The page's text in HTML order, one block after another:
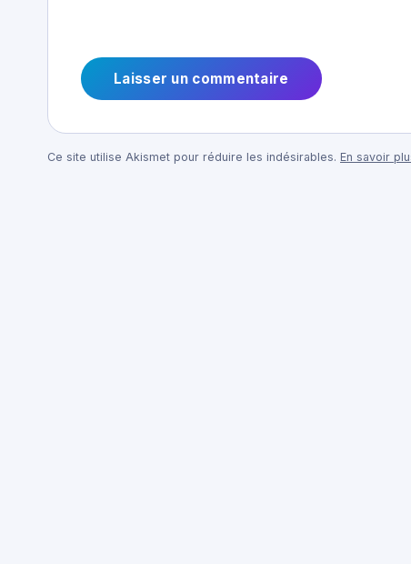
Ce site utilise Akismet pour réduire les indésirables. En savoir